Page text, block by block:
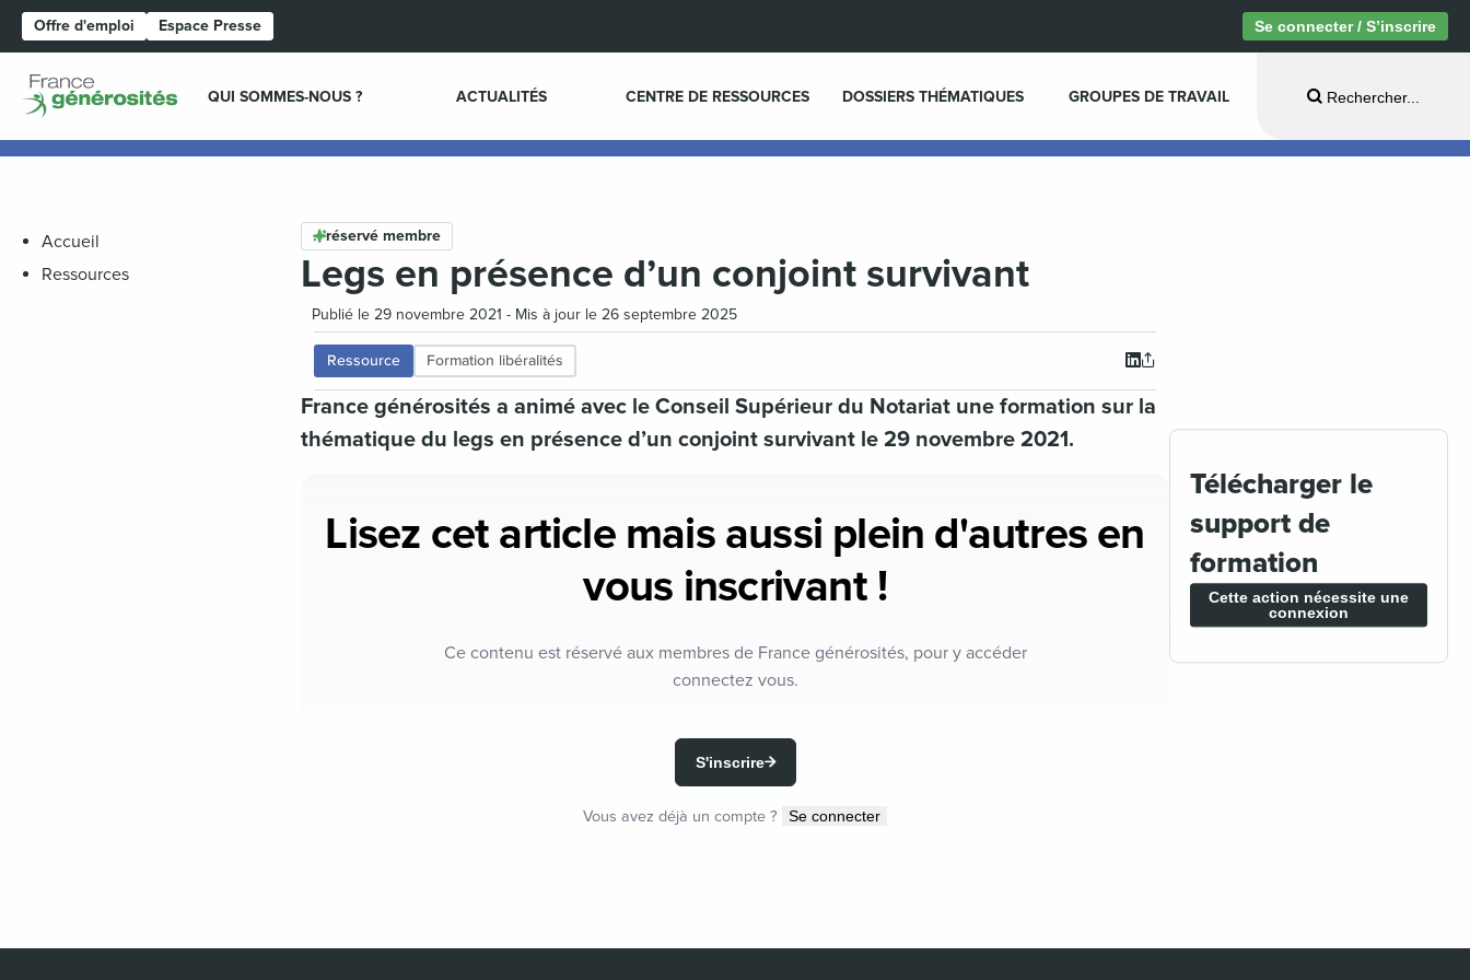
Offre d'emploi Espace Presse Se connecter / S’inscrire
QUI SOMMES-NOUS ? ACTUALITÉS CENTRE DE RESSOURCES DOSSIERS THÉMATIQUES GROUPES DE TRAVAIL Rechercher...
Accueil
Ressources
réservé membre
Legs en présence d’un conjoint survivant
Publié le 29 novembre 2021 - Mis à jour le 26 septembre 2025
Ressource Formation libéralités
France générosités a animé avec le Conseil Supérieur du Notariat une formation sur la
thématique du legs en présence d’un conjoint survivant le 29 novembre 2021.
Lisez cet article mais aussi plein d'autres en
vous inscrivant !
Ce contenu est réservé aux membres de France générosités, pour y accéder
connectez vous.
S'inscrire
Vous avez déjà un compte ? Se connecter
Télécharger le
support de
formation
Cette action nécessite une
connexion